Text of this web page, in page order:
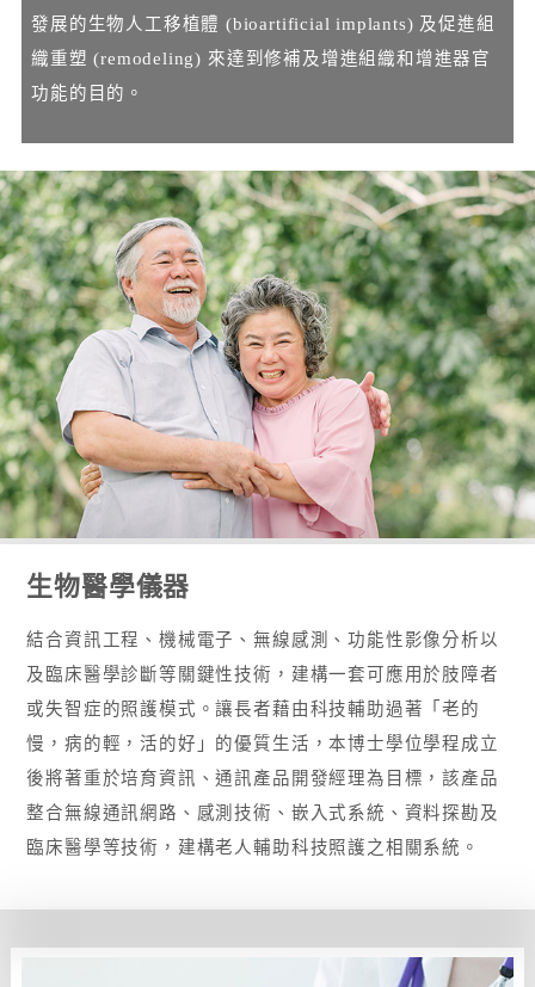
發展的生物人工移植體 (bioartificial implants) 及促進組
織重塑 (remodeling) 來達到修補及增進組織和增進器官
功能的目的。
生物醫學儀器
結合資訊工程、機械電子、無線感測、功能性影像分析以
及臨床醫學診斷等關鍵性技術，建構一套可應用於肢障者
或失智症的照護模式。讓長者藉由科技輔助過著「老的
慢，病的輕，活的好」的優質生活，本博士學位學程成立
後將著重於培育資訊、通訊產品開發經理為目標，該產品
整合無線通訊網路、感測技術、嵌入式系統、資料探勘及
臨床醫學等技術，建構老人輔助科技照護之相關系統。